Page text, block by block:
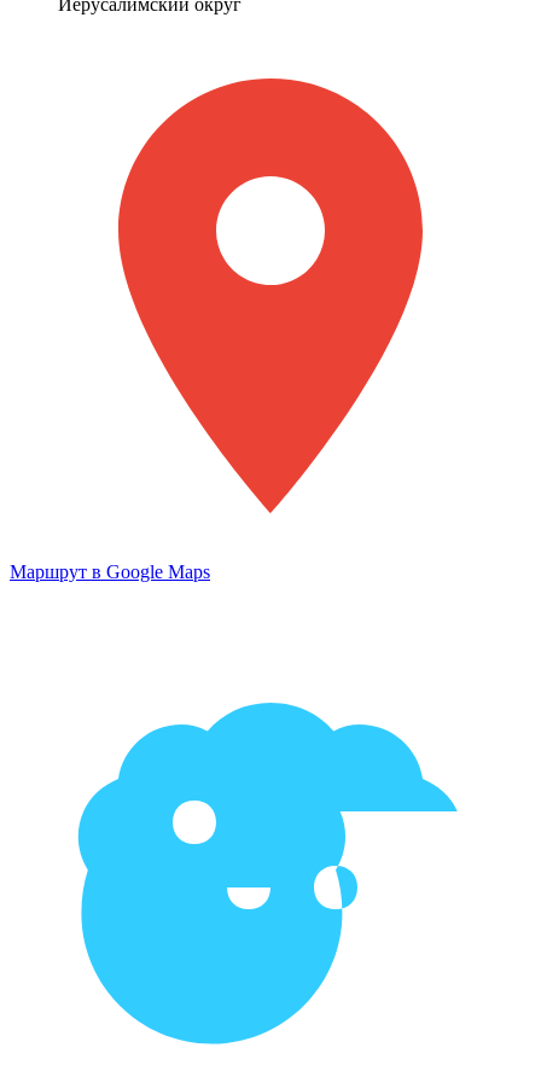
Иерусалимский округ
Маршрут в Google Maps